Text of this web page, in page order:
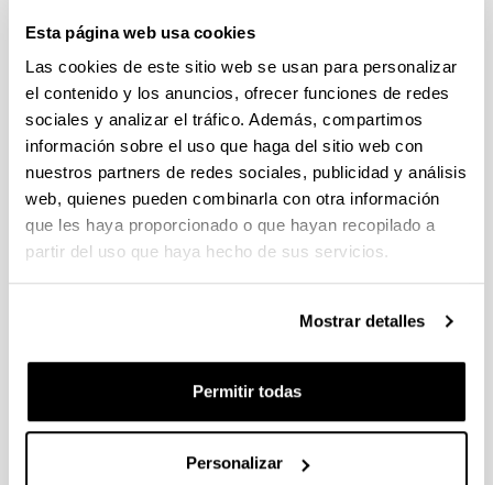
Esta página web usa cookies
Las cookies de este sitio web se usan para personalizar
el contenido y los anuncios, ofrecer funciones de redes
sociales y analizar el tráfico. Además, compartimos
información sobre el uso que haga del sitio web con
nuestros partners de redes sociales, publicidad y análisis
web, quienes pueden combinarla con otra información
que les haya proporcionado o que hayan recopilado a
partir del uso que haya hecho de sus servicios.
Mostrar detalles
Permitir todas
Personalizar
Hizkuntza garatzeko baliabideak Curriculuma
Norbanakoari Egokitzeko (CNE) programetan:
Sekuentzia Didaktikoaren zenbait gogoeta
["Resources for Language Development in
Individualized Curricular Adaptation (ICA):
considerations on Didactic Sequences"],Ikastaria
18
, 117-135. ISSN: 1137-4446
Garcia Azkoaga, Ines; Imaz, Ainhoa; Diaz de
Gereñu, Leire; Alegria, Alaitz (2010).
Tantak22-1, 7-42.
García-Azkoaga I.M., Leire Diaz de Gereñu (2010).
Cohesión en situación de interacción: el caso de la